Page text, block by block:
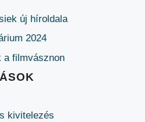
új híroldala
2024
a filmvásznon
kivitelezés